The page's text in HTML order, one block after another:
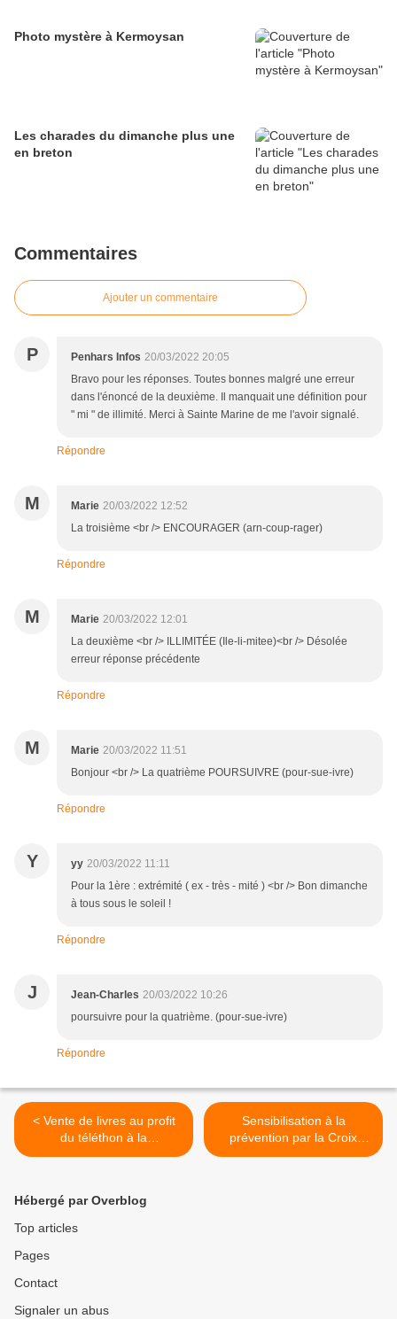
Photo mystère à Kermoysan
Les charades du dimanche plus une
en breton
Commentaires
Ajouter un commentaire
P Penhars Infos 20/03/2022 20:05
Bravo pour les réponses. Toutes bonnes malgré une erreur
dans l'énoncé de la deuxième. Il manquait une définition pour
" mi " de illimité. Merci à Sainte Marine de me l'avoir signalé.
Répondre
M Marie 20/03/2022 12:52
La troisième <br /> ENCOURAGER (arn-coup-rager)
Répondre
M Marie 20/03/2022 12:01
La deuxième <br /> ILLIMITÉE (Ile-li-mitee)<br /> Désolée
erreur réponse précédente
Répondre
M Marie 20/03/2022 11:51
Bonjour <br /> La quatrième POURSUIVRE (pour-sue-ivre)
Répondre
Y yy 20/03/2022 11:11
Pour la 1ère : extrémité ( ex - très - mité ) <br /> Bon dimanche
à tous sous le soleil !
Répondre
J Jean-Charles 20/03/2022 10:26
poursuivre pour la quatrième. (pour-sue-ivre)
Répondre
< Vente de livres au profit
du téléthon à la
médiathèque de Quimper
Sensibilisation à la
prévention par la Croix
Rouge au Terrain Blanc à
Hébergé par Overblog
Top articles
Pages
Contact
Signaler un abus